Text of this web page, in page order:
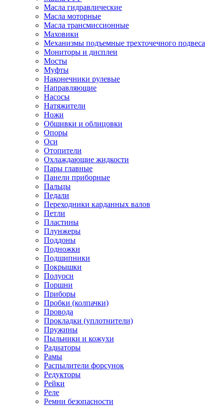
Масла гидравлические
Масла моторные
Масла трансмиссионные
Маховики
Механизмы подъемные трехточечного подвеса
Мониторы и дисплеи
Мосты
Муфты
Наконечники рулевые
Направляющие
Насосы
Натяжители
Ножи
Обшивки и облицовки
Опоры
Оси
Отопители
Охлаждающие жидкости
Пары главные
Панели приборные
Пальцы
Педали
Переходники карданных валов
Петли
Пластины
Плунжеры
Поддоны
Подножки
Подшипники
Покрышки
Полуоси
Поршни
Приборы
Пробки (колпачки)
Провода
Прокладки (уплотнители)
Пружины
Пыльники и кожухи
Радиаторы
Рамы
Распылители форсунок
Редукторы
Рейки
Реле
Ремни безопасности